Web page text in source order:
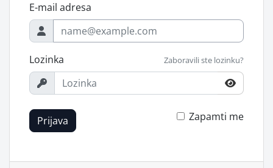
E-mail adresa
Lozinka Zaboravili ste lozinku?
Prijava Zapamti me